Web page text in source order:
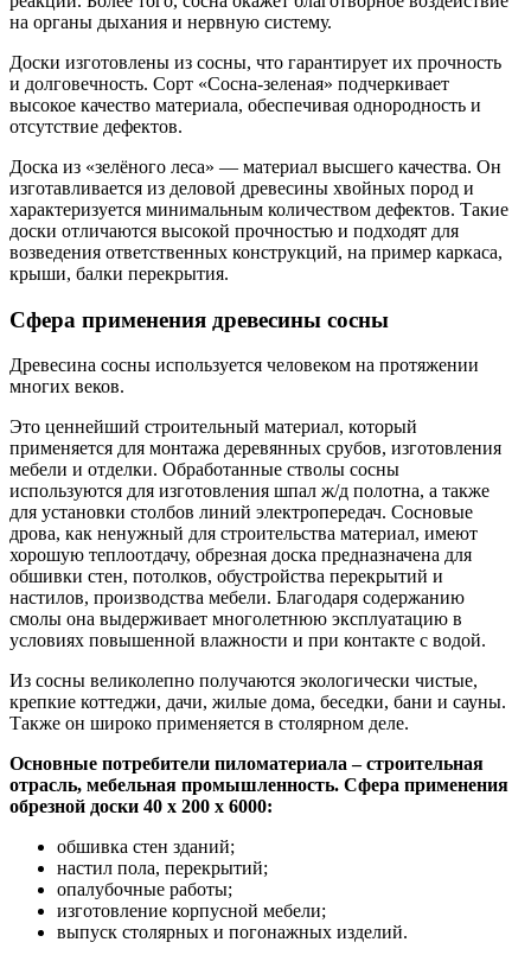
на органы дыхания и нервную систему.
Доски изготовлены из сосны, что гарантирует их прочность
и долговечность. Сорт «Сосна-зеленая» подчеркивает
высокое качество материала, обеспечивая однородность и
отсутствие дефектов.
Доска из «зелёного леса» — материал высшего качества. Он
изготавливается из деловой древесины хвойных пород и
характеризуется минимальным количеством дефектов. Такие
доски отличаются высокой прочностью и подходят для
возведения ответственных конструкций, на пример каркаса,
крыши, балки перекрытия.
Сфера применения древесины сосны
Древесина сосны используется человеком на протяжении
многих веков.
Это ценнейший строительный материал, который
применяется для монтажа деревянных срубов, изготовления
мебели и отделки. Обработанные стволы сосны
используются для изготовления шпал ж/д полотна, а также
для установки столбов линий электропередач. Сосновые
дрова, как ненужный для строительства материал, имеют
хорошую теплоотдачу, обрезная доска предназначена для
обшивки стен, потолков, обустройства перекрытий и
настилов, производства мебели. Благодаря содержанию
смолы она выдерживает многолетнюю эксплуатацию в
условиях повышенной влажности и при контакте с водой.
Из сосны великолепно получаются экологически чистые,
крепкие коттеджи, дачи, жилые дома, беседки, бани и сауны.
Также он широко применяется в столярном деле.
Основные потребители пиломатериала – строительная
отрасль, мебельная промышленность. Сфера применения
обрезной доски 40 х 200 х 6000:
обшивка стен зданий;
настил пола, перекрытий;
опалубочные работы;
изготовление корпусной мебели;
выпуск столярных и погонажных изделий.